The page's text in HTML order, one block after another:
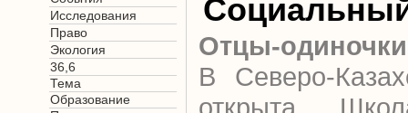
Исследования
Право
Экология
36,6
Тема
Образование
Отцы-
В Северо-